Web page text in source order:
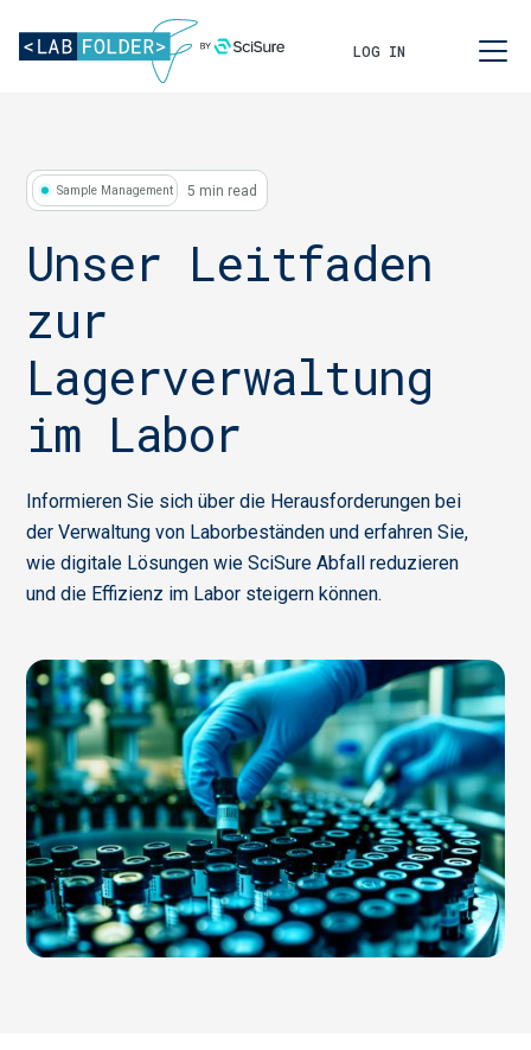
LOG IN
Sample Management 5 min read
Unser Leitfaden
zur
Lagerverwaltung
im Labor
Informieren Sie sich über die Herausforderungen bei
der Verwaltung von Laborbeständen und erfahren Sie,
wie digitale Lösungen wie SciSure Abfall reduzieren
und die Effizienz im Labor steigern können.